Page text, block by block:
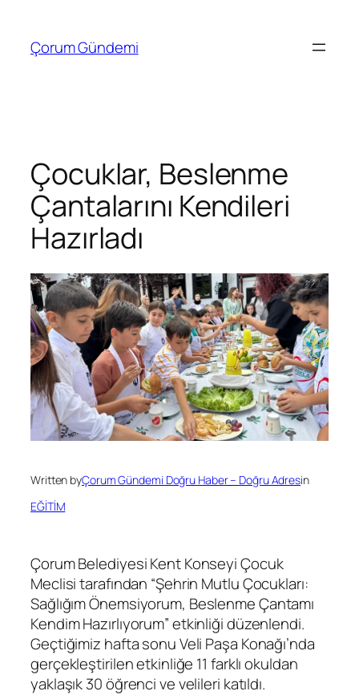
Çorum Gündemi
Çocuklar, Beslenme
Çantalarını Kendileri
Hazırladı
Written byÇorum Gündemi Doğru Haber – Doğru Adresin
EĞİTİM
Çorum Belediyesi Kent Konseyi Çocuk
Meclisi tarafından “Şehrin Mutlu Çocukları:
Sağlığım Önemsiyorum, Beslenme Çantamı
Kendim Hazırlıyorum” etkinliği düzenlendi.
Geçtiğimiz hafta sonu Veli Paşa Konağı’nda
gerçekleştirilen etkinliğe 11 farklı okuldan
yaklaşık 30 öğrenci ve velileri katıldı.